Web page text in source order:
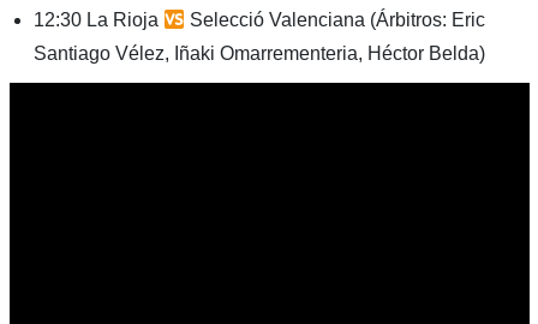
12:30 La Rioja
Selecció Valenciana (Árbitros: Eric
Santiago Vélez, Iñaki Omarrementeria, Héctor Belda)